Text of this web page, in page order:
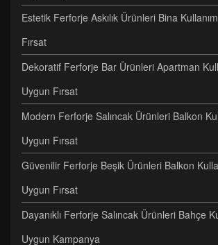
Estetik Ferforje Askılık Ürünleri Bina
Fırsat
Dekoratif Ferforje Bar Ürünleri Apartman
Uygun Fırsat
Modern Ferforje Salıncak Ürünleri Balkon
Uygun Fırsat
Güvenilir Ferforje Beşik Ürünleri Balkon
Uygun Fırsat
Dayanıklı Ferforje Salıncak Ürünleri Bahçe
Uygun Kampanya